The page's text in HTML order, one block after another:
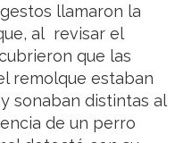
llamaron la
al revisar el
que las
remolque estaban
sonaban distintas al
de un perro